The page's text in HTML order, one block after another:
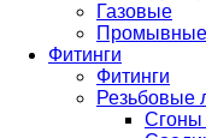
Газовые
Промывные
Фитинги
Фитинги
Резьбовые
Сгоны